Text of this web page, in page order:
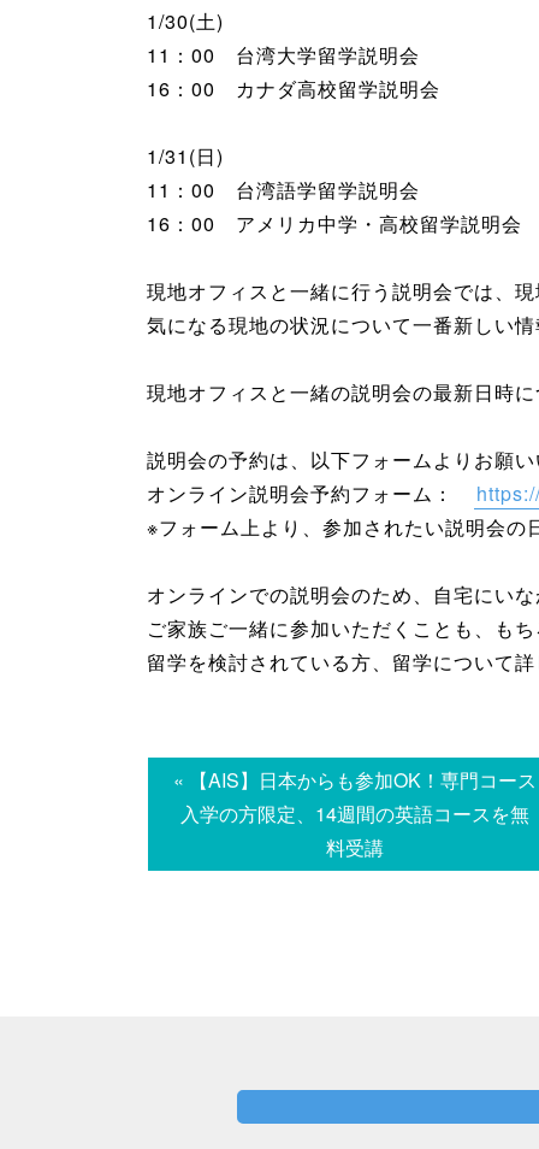
1/30(土)
11：00 台湾大学留学説明会
16：00 カナダ高校留学説明会
1/31(日)
11：00 台湾語学留学説明会
16：00 アメリカ中学・高校留学説明会
現地オフィスと一緒に行う説明会では、
気になる現地の状況について一番新しい
現地オフィスと一緒の説明会の最新日時に
説明会の予約は、以下フォームよりお願い
オンライン説明会予約フォーム：
※フォーム上より、参加されたい説明会の
オンラインでの説明会のため、自宅にい
ご家族ご一緒に参加いただくことも、もち
留学を検討されている方、留学について
« 【AIS】日本からも参加OK！専門コース
入学の方限定、14週間の英語コースを無
料受講